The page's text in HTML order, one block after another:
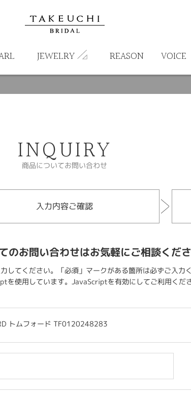
JEWELRY REASON VOICE
INQUIRY
商品についてお問い合わせ
入力内容ご確認
のお問い合わせはお気軽にご相談くだ
してください。「必須」マークがある箇所は必ずご入力く
を使用しています。JavaScriptを有効にしてご利用くださ
トムフォード TF0120248283